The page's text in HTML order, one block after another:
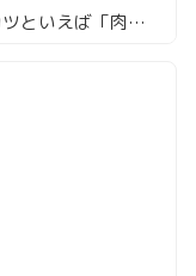
コレが食べたかった！上野、メンチカツといえば「肉の大山」